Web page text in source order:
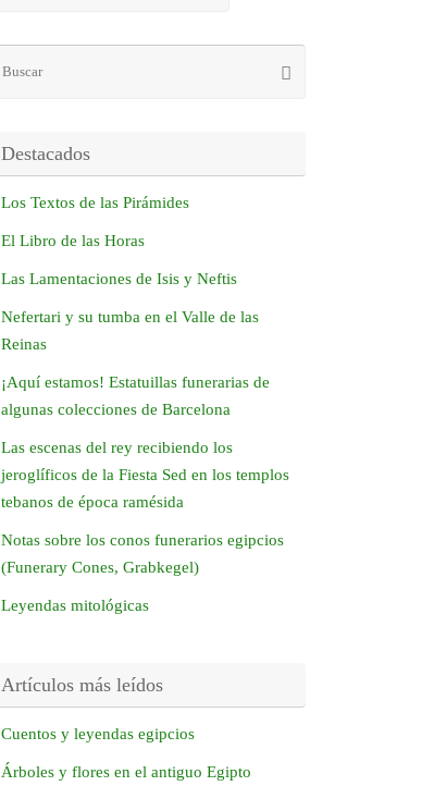
Destacados
Los Textos de las Pirámides
El Libro de las Horas
Las Lamentaciones de Isis y Neftis
Nefertari y su tumba en el Valle de las
Reinas
¡Aquí estamos! Estatuillas funerarias de
algunas colecciones de Barcelona
Las escenas del rey recibiendo los
jeroglíficos de la Fiesta Sed en los templos
tebanos de época ramésida
Notas sobre los conos funerarios egipcios
(Funerary Cones, Grabkegel)
Leyendas mitológicas
Artículos más leídos
Cuentos y leyendas egipcios
Árboles y flores en el antiguo Egipto